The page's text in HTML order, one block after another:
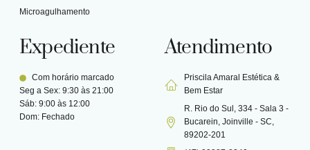
Microagulhamento
Expediente
Com horário marcado
Seg a Sex: 9:30 às 21:00
Sáb: 9:00 às 12:00
Dom: Fechado
Atendimento
Priscila Amaral Estética &
Bem Estar
R. Rio do Sul, 334 - Sala 3 -
Bucarein, Joinville - SC,
89202-201